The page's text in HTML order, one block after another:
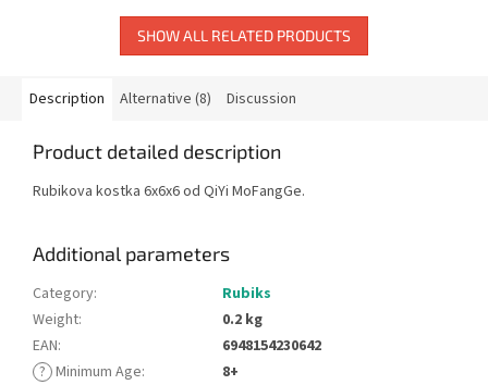
SHOW ALL RELATED PRODUCTS
Description Alternative (8) Discussion
Product detailed description
Rubikova kostka 6x6x6 od QiYi MoFangGe.
Additional parameters
Category:
Rubiks
Weight:
0.2 kg
EAN:
6948154230642
? Minimum Age:
8+